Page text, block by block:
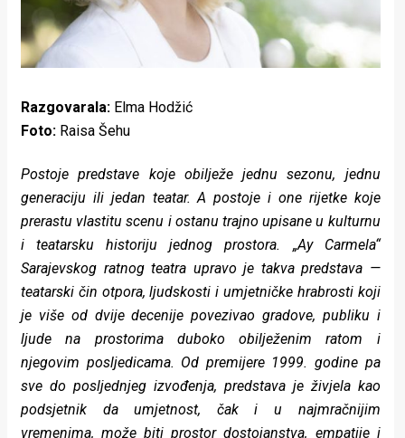
Zdravlje
Za
stolom
Život
u
pokretu
Ideje
koje
rade
Urban
Places
Aktivizam
Razgovarala: Elma Hodžić
Foto: Raisa Šehu
Postoje predstave koje obilježe jednu sezonu, jednu
generaciju ili jedan teatar. A postoje i one rijetke koje
prerastu vlastitu scenu i ostanu trajno upisane u kulturnu
i teatarsku historiju jednog prostora. „Ay Carmela“
Sarajevskog ratnog teatra upravo je takva predstava —
teatarski čin otpora, ljudskosti i umjetničke hrabrosti koji
je više od dvije decenije povezivao gradove, publiku i
ljude na prostorima duboko obilježenim ratom i
njegovim posljedicama. Od premijere 1999. godine pa
sve do posljednjeg izvođenja, predstava je živjela kao
podsjetnik da umjetnost, čak i u najmračnijim
vremenima, može biti prostor dostojanstva, empatije i